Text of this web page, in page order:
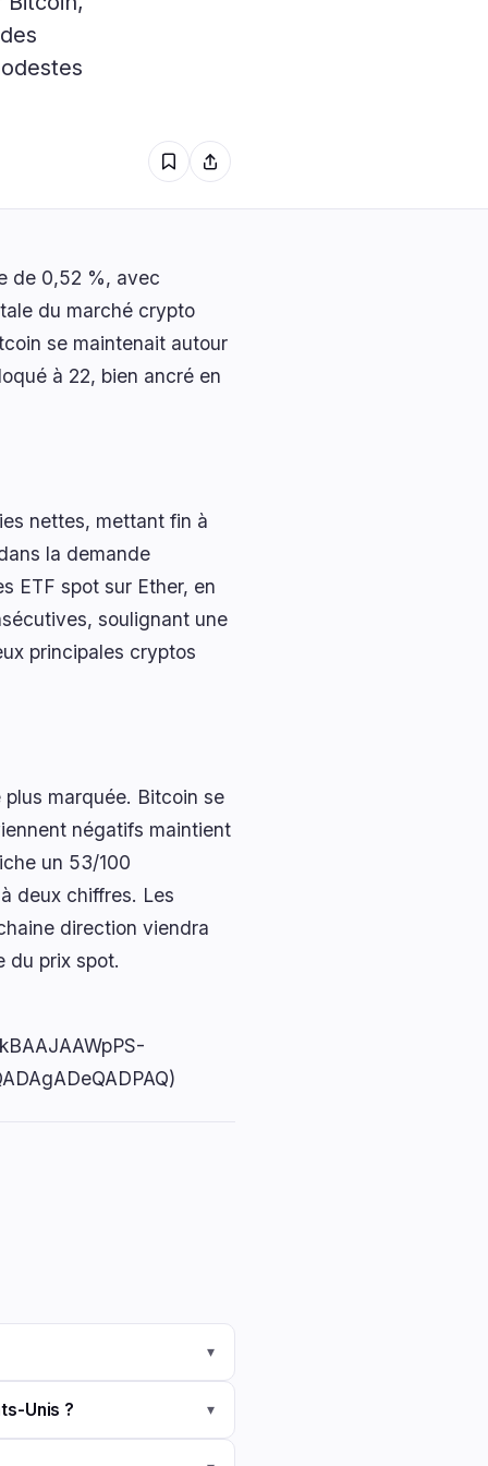
0
de 0,52 %, avec
du marché crypto
se maintenait autour
à 22, bien ancré en
nettes, mettant fin à
la demande
ETF spot sur Ether, en
soulignant une
principales cryptos
marquée. Bitcoin se
négatifs maintient
un 53/100
deux chiffres. Les
direction viendra
du prix spot.
▾
Unis ? ▾